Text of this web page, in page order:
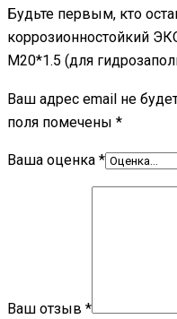
Будьте первым, кто
коррозионностойкий
M20*1.5 (для
Ваш адрес email не
поля помечены *
Ваша оценка *
Ваш отзыв *